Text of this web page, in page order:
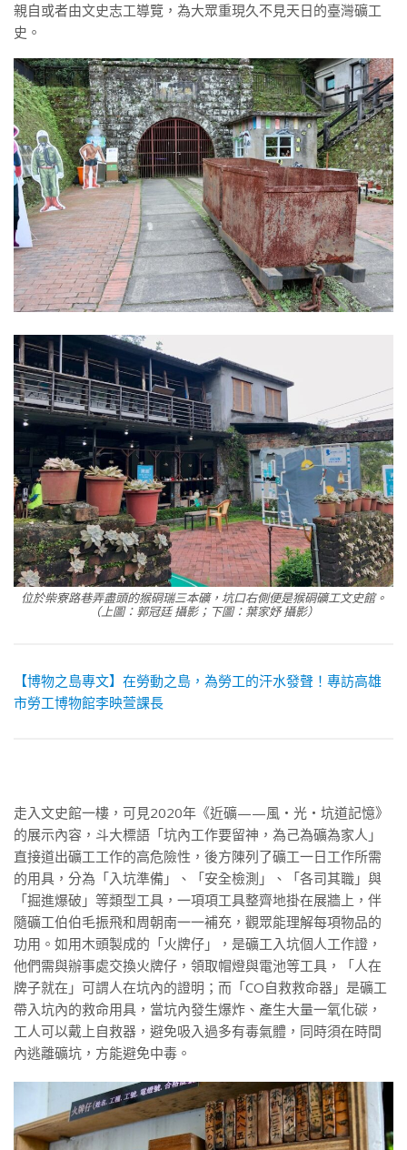
親自或者由文史志工導覽，為大眾重現久不見天日的臺灣礦工
史。
位於柴寮路巷弄盡頭的猴硐瑞三本礦，坑口右側便是猴硐礦工文史館。
（上圖：郭冠廷 攝影；下圖：葉家妤 攝影）
【博物之島專文】在勞動之島，為勞工的汗水發聲！專訪高雄
市勞工博物館李映萱課長
走入文史館一樓，可見2020年《近礦——風・光・坑道記憶》
的展示內容，斗大標語「坑內工作要留神，為己為礦為家人」
直接道出礦工工作的高危險性，後方陳列了礦工一日工作所需
的用具，分為「入坑準備」、「安全檢測」、「各司其職」與
「掘進爆破」等類型工具，一項項工具整齊地掛在展牆上，伴
隨礦工伯伯毛振飛和周朝南一一補充，觀眾能理解每項物品的
功用。如用木頭製成的「火牌仔」，是礦工入坑個人工作證，
他們需與辦事處交換火牌仔，領取帽燈與電池等工具，「人在
牌子就在」可謂人在坑內的證明；而「CO自救救命器」是礦工
帶入坑內的救命用具，當坑內發生爆炸、產生大量一氧化碳，
工人可以戴上自救器，避免吸入過多有毒氣體，同時須在時間
內逃離礦坑，方能避免中毒。